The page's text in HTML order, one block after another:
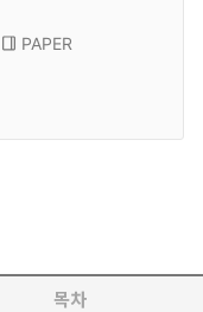
PAPER
목차